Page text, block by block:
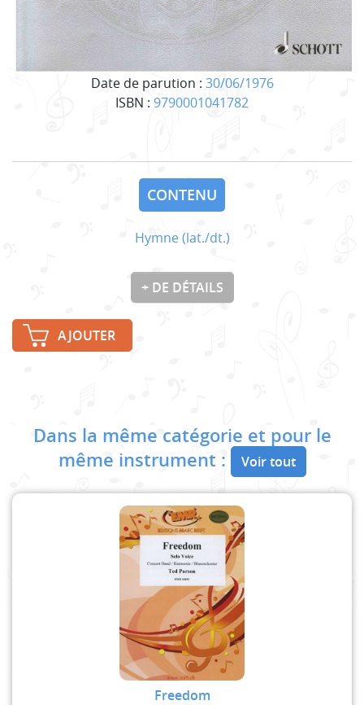
Date de parution : 30/06/1976
ISBN : 9790001041782
CONTENU
Hymne (lat./dt.)
+ DE DÉTAILS
AJOUTER
Dans la même catégorie et pour le
même instrument :
Voir tout
Freedom